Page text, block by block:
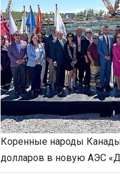
Коренные народы
долларов в новую АЭС